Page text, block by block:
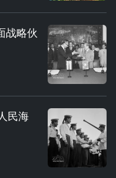
战略伙
民海